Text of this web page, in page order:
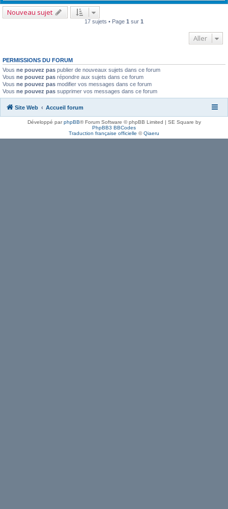
Nouveau sujet
17 sujets • Page 1 sur 1
Aller
PERMISSIONS DU FORUM
Vous ne pouvez pas publier de nouveaux sujets dans ce forum
Vous ne pouvez pas répondre aux sujets dans ce forum
Vous ne pouvez pas modifier vos messages dans ce forum
Vous ne pouvez pas supprimer vos messages dans ce forum
Site Web Accueil forum
Développé parphpBB® Forum Software © phpBB Limited | SE Square by
PhpBB3 BBCodes
Traduction française officielle ©Qiaeru